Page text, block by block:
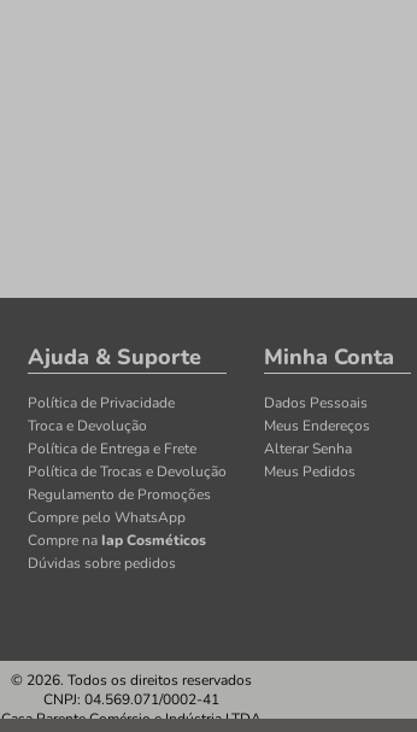
Ajuda & Suporte
Política de Privacidade
Troca e Devolução
Política de Entrega e Frete
Política de Trocas e Devolução
Regulamento de Promoções
Compre pelo WhatsApp
Compre na Iap Cosméticos
Dúvidas sobre pedidos
Minha Conta
Dados Pessoais
Meus Endereços
Alterar Senha
Meus Pedidos
© 2026. Todos os direitos reservados
CNPJ: 04.569.071/0002-41
Casa Parente Comércio e Indústria LTDA